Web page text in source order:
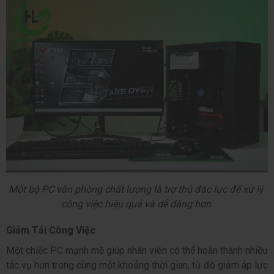
Một bộ PC văn phòng chất lượng là trợ thủ đắc lực để xử lý
công việc hiệu quả và dễ dàng hơn
Giảm Tải Công Việc
Một chiếc PC mạnh mẽ giúp nhân viên có thể hoàn thành nhiều
tác vụ hơn trong cùng một khoảng thời gian, từ đó giảm áp lực